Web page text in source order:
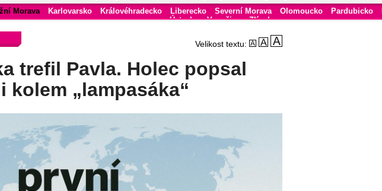
Morava Karlovarsko Královéhradecko Liberecko Severní Morava Olomoucko Pardubicko
Ústecko
Vysočina Zlínsko
Velikost textu:
trefil Pavla. Holec popsal
kolem „lampasáka“